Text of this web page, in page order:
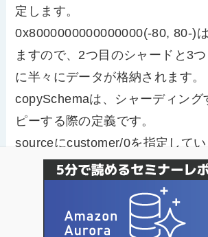
定します。
0x8000000000000000(-80, 80-)
ますので、2つ目のシャードと3
に半々にデータが格納されます。
copySchemaは、シャーディング
ピーする際の定義です。
sourceにcustomer/0を指定してい
適用後にtabletが作成されている